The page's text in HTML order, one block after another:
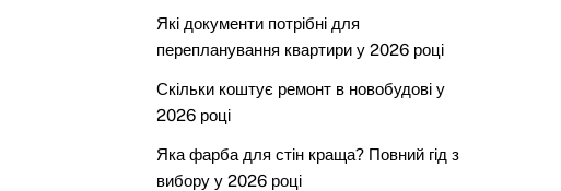
Які документи потрібні для
перепланування квартири у 2026 році
Скільки коштує ремонт в новобудові у
2026 році
Яка фарба для стін краща? Повний гід з
вибору у 2026 році